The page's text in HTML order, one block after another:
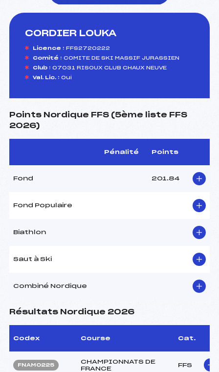
CORDIER LOUKA
Licence : FFS2720222
Comité : COMITE DE SKI MASSIF JURASSIEN
Club : 07031 RISOUX CLUB CHAUX NEUVE
Val. Lic. : Oui
Points Nordique FFS (5ème liste FFS
2026)
Pénalité Points
Fond 201.84
Fond Populaire
Biathlon
Saut à Ski
Combiné Nordique
Résultats Nordique 2026
Codex Course Cat.
FNAM0225
CHAMPIONNATS DE
FRANCE
FFS